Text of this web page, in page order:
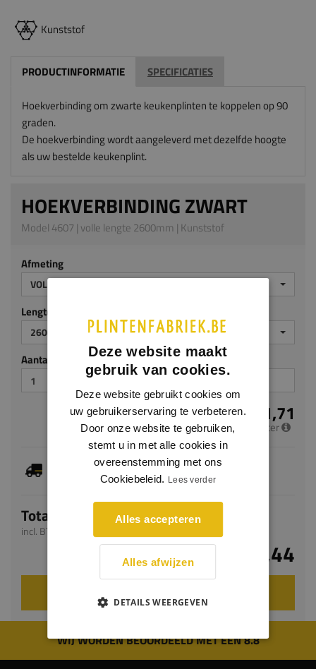
Kunststof
PRODUCTINFORMATIE SPECIFICATIES
Hoekverbinding om zwarte keukenplinten te koppelen op 90
graden.
De hoekverbinding wordt aangeleverd met dezelfde hoogte
als uw bestelde keukenplint.
HOEKVERBINDING ZWART
Model 4607 | volle lengte 2600mm | Kunststof
Afmeting
VOLLE LENGTE 2600MM
Lengte (mm)
2600
Aantal stuks
€ 21,71
per meter
Dit artikel is voorradig, de verwachte levertijd
bedraagt 1-3 werkdagen
Totaal
incl. BTW
€ 56,44
VOEG TOE AAN WINKELWAGEN
WIJ WORDEN BEOORDEELD MET EEN 8.8
Deze website maakt
gebruik van cookies.
Deze website gebruikt cookies om
uw gebruikerservaring te verbeteren.
Door onze website te gebruiken,
stemt u in met alle cookies in
overeenstemming met ons
Cookiebeleid. Lees verder
Alles accepteren
Alles afwijzen
DETAILS WEERGEVEN